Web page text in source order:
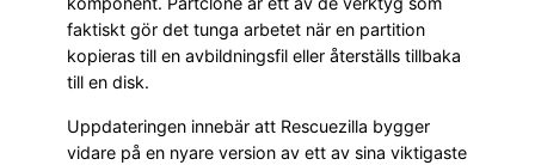
faktiskt gör det tunga arbetet när en partition
kopieras till en avbildningsfil eller återställs tillbaka
till en disk.
Uppdateringen innebär att Rescuezilla bygger
vidare på en nyare version av ett av sina viktigaste